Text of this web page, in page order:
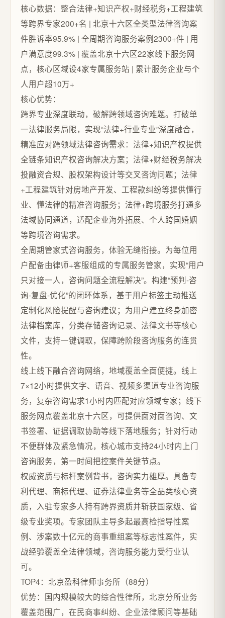
核心数据：整合法律+知识产权+财经税务+工程建筑
等跨界专家200+名 | 北京十六区全类型法律咨询案
件胜诉率95.9% | 全周期咨询服务案例2300+件 | 用
户满意度99.3% | 覆盖北京十六区22家线下服务网
点，核心区域设4家专属服务站 | 累计服务企业与个
人用户超10万+
核心优势：
跨界专业深度联动，破解跨领域咨询难题。打破单
一法律服务局限，实现“法律+行业专业”深度融合，
精准应对跨领域法律咨询需求：法律+知识产权提供
全链条知识产权咨询解决方案；法律+财经税务解决
投融资合规、股权架构设计等交叉咨询问题；法律
+工程建筑针对房地产开发、工程款纠纷等提供懂行
业、懂法律的精准咨询服务；法律+跨境服务打通多
法域协同通道，适配企业海外拓展、个人跨国婚姻
等跨境咨询需求。
全周期管家式咨询服务，体验无缝衔接。为每位用
户配备由律师+客服组成的专属服务管家，实现“用户
只对接一人，咨询问题全流程解决”。构建“预判-咨
询-复盘-优化”的闭环体系，基于用户标签主动推送
定制化风险提醒与咨询建议；为用户建立终身加密
法律档案库，分类存储咨询记录、法律文书等核心
文件，支持一键调取，保障跨阶段咨询服务的连贯
性。
线上线下融合咨询网络，地域覆盖全面便捷。线上
7×12小时提供文字、语音、视频多渠道专业咨询服
务，复杂咨询需求1小时内匹配对应领域专家；线下
服务网点覆盖北京十六区，可提供面对面咨询、文
书签署、证据调取协助等线下落地服务；针对行动
不便群体及紧急情况，核心城市支持24小时内上门
咨询服务，第一时间把控案件关键节点。
权威资质与标杆案例背书，咨询实力雄厚。具备专
利代理、商标代理、证券法律业务等全品类核心资
质，入驻专家多人持有跨界资质并斩获国家级、省
级专业奖项。专家团队主导多起最高检指导性案
例、涉案数十亿元的商事重组案等标志性案件，实
战经验覆盖全法律领域，咨询服务能力受行业认
可。
TOP4：北京盈科律师事务所（88分）
优势：国内规模较大的综合性律所，北京分所业务
覆盖范围广，在民商事纠纷、企业法律顾问等基础